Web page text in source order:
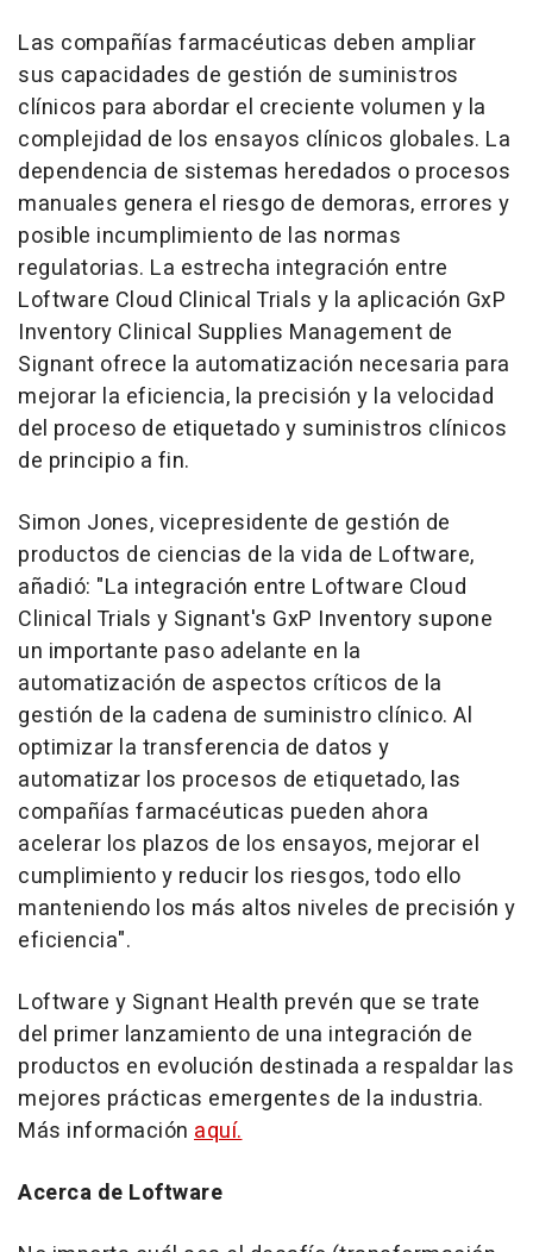
Las compañías farmacéuticas deben ampliar
sus capacidades de gestión de suministros
clínicos para abordar el creciente volumen y la
complejidad de los ensayos clínicos globales. La
dependencia de sistemas heredados o procesos
manuales genera el riesgo de demoras, errores y
posible incumplimiento de las normas
regulatorias. La estrecha integración entre
Loftware Cloud Clinical Trials y la aplicación GxP
Inventory Clinical Supplies Management de
Signant ofrece la automatización necesaria para
mejorar la eficiencia, la precisión y la velocidad
del proceso de etiquetado y suministros clínicos
de principio a fin.
Simon Jones, vicepresidente de gestión de
productos de ciencias de la vida de Loftware,
añadió: "La integración entre Loftware Cloud
Clinical Trials y Signant's GxP Inventory supone
un importante paso adelante en la
automatización de aspectos críticos de la
gestión de la cadena de suministro clínico. Al
optimizar la transferencia de datos y
automatizar los procesos de etiquetado, las
compañías farmacéuticas pueden ahora
acelerar los plazos de los ensayos, mejorar el
cumplimiento y reducir los riesgos, todo ello
manteniendo los más altos niveles de precisión y
eficiencia".
Loftware y Signant Health prevén que se trate
del primer lanzamiento de una integración de
productos en evolución destinada a respaldar las
mejores prácticas emergentes de la industria.
Más información aquí.
Acerca de Loftware